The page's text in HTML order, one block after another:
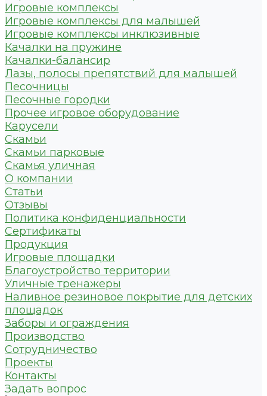
Игровые комплексы
Игровые комплексы для малышей
Игровые комплексы инклюзивные
Качалки на пружине
Качалки-балансир
Лазы, полосы препятствий для малышей
Песочницы
Песочные городки
Прочее игровое оборудование
Карусели
Скамьи
Скамьи парковые
Скамья уличная
О компании
Статьи
Отзывы
Политика конфиденциальности
Сертификаты
Продукция
Игровые площадки
Благоустройство территории
Уличные тренажеры
Наливное резиновое покрытие для детских
площадок
Заборы и ограждения
Производство
Сотрудничество
Проекты
Контакты
Задать вопрос